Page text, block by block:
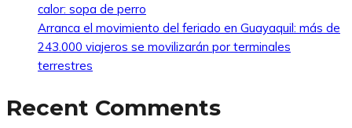
calor: sopa de perro
Arranca el movimiento del feriado en Guayaquil: más de
243.000 viajeros se movilizarán por terminales
terrestres
Recent Comments